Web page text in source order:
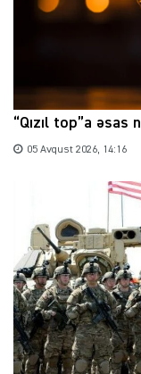
“Qızıl top”a əsas
05 Avqust 2026, 14:16